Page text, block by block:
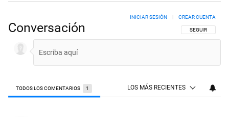
Conversación SIGA ESTA
SEGUIR
INICIAR SESIÓN CREAR CUENTA
TODOS LOS COMENTARIOS 1 LOS MÁS RECIENTES